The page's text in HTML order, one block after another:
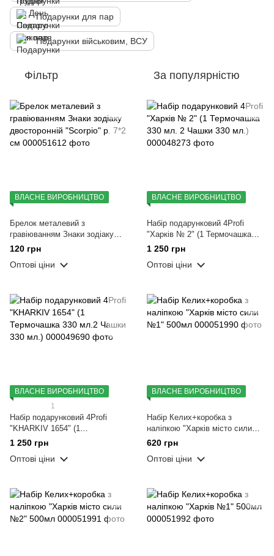
Подарунки для пар
Подарунки військовим, ВСУ
Фільтр За популярністю
ВЛАСНЕ ВИРОБНИЦТВО
Брелок металевий з
гравіюванням Знаки зодіаку
двосторонній "Scorpio" р. 7*2
120 грн
Оптові ціни
ВЛАСНЕ ВИРОБНИЦТВО
Набір подарунковий 4Profi
"Харків № 2" (1 Термочашка
330 мл. 2 Чашки 330 мл.)
1 250 грн
Оптові ціни
ВЛАСНЕ ВИРОБНИЦТВО
1
Набір подарунковий 4Profi
"KHARKIV 1654" (1
Термочашка 330 мл.2 Чашки
330 мл.)
1 250 грн
Оптові ціни
ВЛАСНЕ ВИРОБНИЦТВО
Набір Келих+коробка з
наліпкою "Харків місто сили
№1" 500мл
620 грн
Оптові ціни